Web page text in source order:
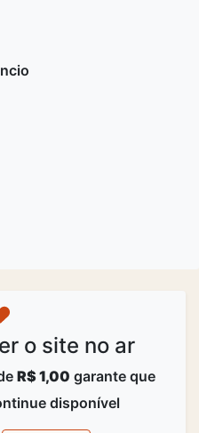
o site no ar
R$ 1,00 garante que
disponível